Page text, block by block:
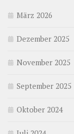
März 2026
Dezember 2025
November 2025
September 2025
Oktober 2024